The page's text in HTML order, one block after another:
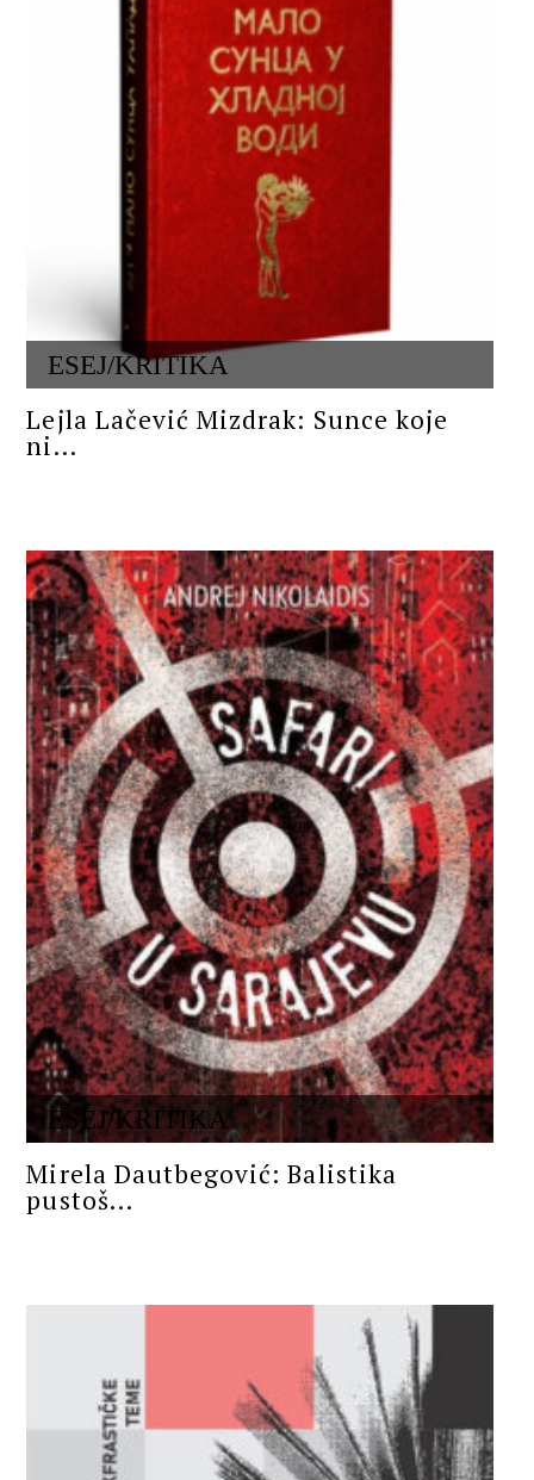
ESEJ/KRITIKA
Lejla Lačević Mizdrak: Sunce koje
ni...
ESEJ/KRITIKA
Mirela Dautbegović: Balistika
pustoš...